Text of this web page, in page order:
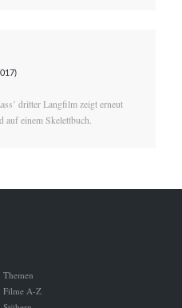
dritter Langfilm zeigt erneut
auf einem Skelettbuch.
Themen
Filme A-Z